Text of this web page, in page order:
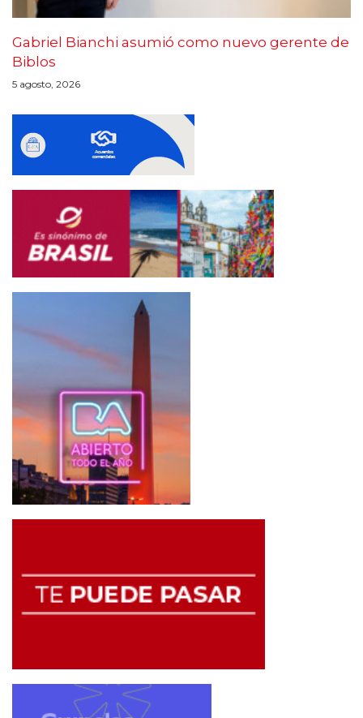
Gabriel Bianchi asumió como nuevo gerente de
Biblos
5 agosto, 2026